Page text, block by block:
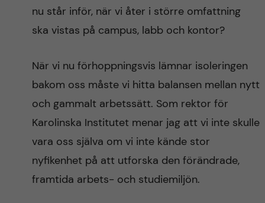
nu står inför, när vi åter i större omfattning
ska vistas på campus, labb och kontor?
När vi nu förhoppningsvis lämnar isoleringen
bakom oss måste vi hitta balansen mellan nytt
och gammalt arbetssätt. Som rektor för
Karolinska Institutet menar jag att vi inte skulle
vara oss själva om vi inte kände stor
nyfikenhet på att utforska den förändrade,
framtida arbets- och studiemiljön.